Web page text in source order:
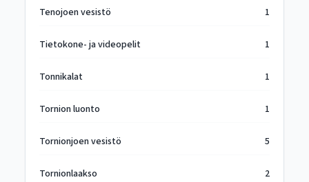
Tenojoen vesistö 1
Tietokone- ja videopelit 1
Tonnikalat 1
Tornion luonto 1
Tornionjoen vesistö 5
Tornionlaakso 2